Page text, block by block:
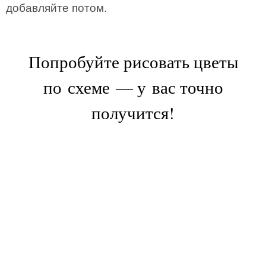
добавляйте потом.
Попробуйте рисовать цветы
по схеме — у вас точно
получится!